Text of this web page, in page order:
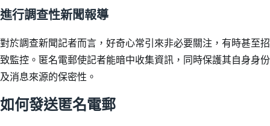
進行調查性新聞報導
對於調查新聞記者而言，好奇心常引來非必要關注，有時甚至招
致監控。匿名電郵使記者能暗中收集資訊，同時保護其自身身份
及消息來源的保密性。
如何發送匿名電郵